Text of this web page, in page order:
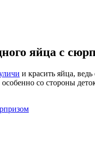
яйца с
и красить яйца,
со стороны